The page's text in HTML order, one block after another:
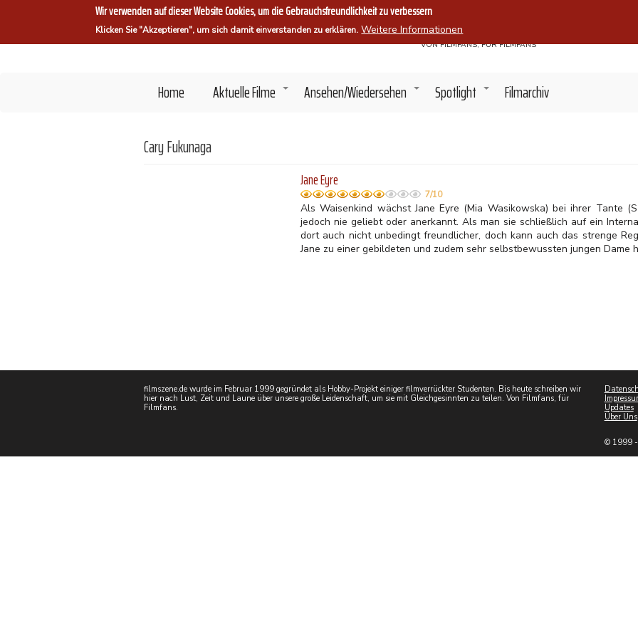
Wir verwenden auf dieser Website Cookies, um die Gebrauchsfreundlichkeit zu verbessern
Klicken Sie "Akzeptieren", um sich damit einverstanden zu erklären. Weitere Informationen
Filmszene.
VON FILMFANS, FÜR FILMFANS
Home +
Aktuelle Filme +
Ansehen/Wiedersehen +
Spotlight Filmarchiv
Cary Fukunaga
Jane Eyre
7/10
Als Waisenkind wächst Jane Eyre (Mia Wasikowska) bei ihrer Tante
jedoch nie geliebt oder anerkannt. Als man sie schließlich auf ein
dort auch nicht unbedingt freundlicher, doch kann auch das strenge
Jane zu einer gebildeten und zudem sehr selbstbewussten jungen Dame
filmszene.de wurde im Februar 1999 gegründet als Hobby-Projekt einiger filmverrückter Studenten. Bis heute schreiben wir
hier nach Lust, Zeit und Laune über unsere große Leidenschaft, um sie mit Gleichgesinnten zu teilen. Von Filmfans, für
Filmfans.
Updates
Über Uns
© 1999 -